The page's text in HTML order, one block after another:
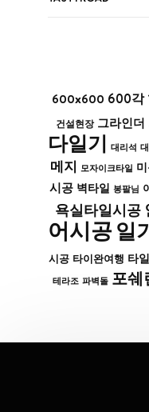
600x600 600각
건설현장 그라인더
다일기 대리석
메지 모자이크타일
시공 벽타일 봉팔님
욕실타일시공
어시공 일
시공 타이완여행 타일
테라조 파벽돌 포쉐